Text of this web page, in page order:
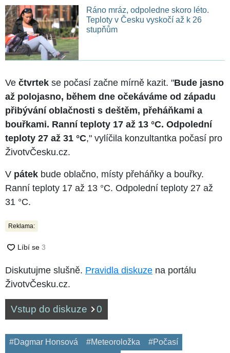
Ráno mráz, odpoledne skoro léto.
Teploty v Česku vyskočí až k 26
stupňům
Ve čtvrtek se počasí začne mírně kazit. "Bude jasno
až polojasno, během dne očekáváme od západu
přibývání oblačnosti s deštěm, přeháňkami a
bouřkami. Ranní teploty 17 až 13 °C. Odpolední
teploty 27 až 31 °C," vylíčila konzultantka počasí pro
ŽivotvČesku.cz.
V pátek bude oblačno, místy přeháňky a bouřky.
Ranní teploty 17 až 13 °C. Odpolední teploty 27 až
31 °C.
Reklama:
Diskutujme slušně. Pravidla diskuze na portálu
ŽivotvČesku.cz.
Vstup do diskuze 0
#Dagmar Honsová #Meteoroložka
#Počasí